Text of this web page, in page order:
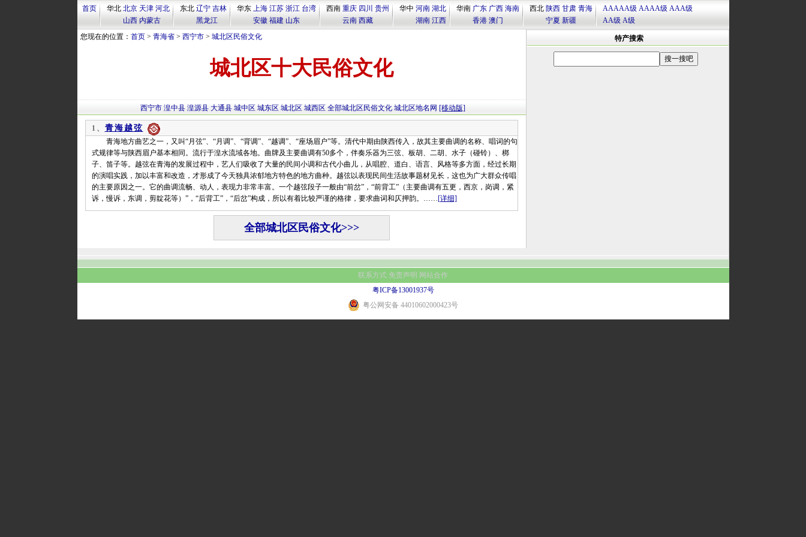
首页 华北 北京 天津 河北
山西 内蒙古
东北 辽宁 吉林
黑龙江
华东 上海 江苏 浙江 台湾
安徽 福建 山东
西南 重庆 四川 贵州
云南 西藏
华中 河南 湖北
湖南 江西
华南 广东 广西 海南
香港 澳门
西北 陕西 甘肃 青海
宁夏 新疆
AAAAA级 AAAA级 AAA级
AA级 A级
您现在的位置： 首页> 青海省> 西宁市> 城北区民俗文化
城北区十大民俗文化
西宁市 湟中县 湟源县 大通县 城中区 城东区 城北区 城西区 全部城北区民俗文化 城北区地名网 [移动版]
1、 青海越弦
青海地方曲艺之一，又叫“月弦”、“月调”、“背调”、“越调”、“座场眉户”等。清代中期由陕西传入，故其主要曲调的名称、唱词的句
式规律等与陕西眉户基本相同。流行于湟水流域各地。曲牌及主要曲调有50多个，伴奏乐器为三弦、板胡、二胡、水子（碰铃）、梆
子、笛子等。越弦在青海的发展过程中，艺人们吸收了大量的民间小调和古代小曲儿，从唱腔、道白、语言、风格等多方面，经过长期
的演唱实践，加以丰富和改造，才形成了今天独具浓郁地方特色的地方曲种。越弦以表现民间生活故事题材见长，这也为广大群众传唱
的主要原因之一。它的曲调流畅、动人，表现力非常丰富。一个越弦段子一般由“前岔”，“前背工”（主要曲调有五更，西京，岗调，紧
诉，慢诉，东调，剪靛花等）”，“后背工”，“后岔”构成，所以有着比较严谨的格律，要求曲词和仄押韵。……[详细]
全部城北区民俗文化>>>
特产搜索
联系方式 免责声明 网站合作
粤ICP备13001937号
粤公网安备 44010602000423号